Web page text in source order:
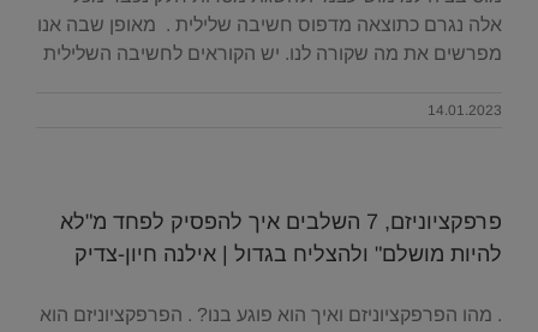
אלה נגרם כתוצאה מדפוס חשיבה שלילית . מאופן שבה אנו
מפרשים את מה שקורה לנו. יש הקוראים לחשיבה השלילית
14.01.2023
פרפקציוניזם, 7 השלבים איך להפסיק לפחד מ"לא
להיות מושלם" ולהצליח בגדול | אילנה חיון-צדיק
. מהו הפרפקציוניזם ואיך הוא פוגע בנו? . הפרפקציוניזם הוא